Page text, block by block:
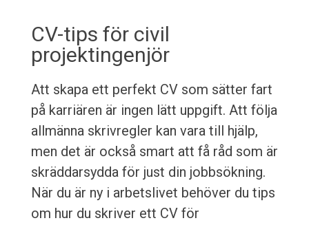
CV-tips för civil
projektingenjör
Att skapa ett perfekt CV som sätter fart
på karriären är ingen lätt uppgift. Att följa
allmänna skrivregler kan vara till hjälp,
men det är också smart att få råd som är
skräddarsydda för just din jobbsökning.
När du är ny i arbetslivet behöver du tips
om hur du skriver ett CV för